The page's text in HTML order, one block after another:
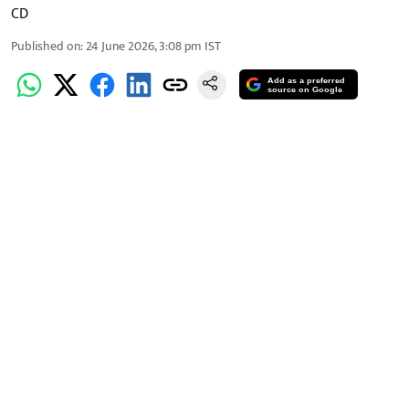
CD
Published on:24 June 2026, 3:08 pm IST
Add as a preferred
source on Google